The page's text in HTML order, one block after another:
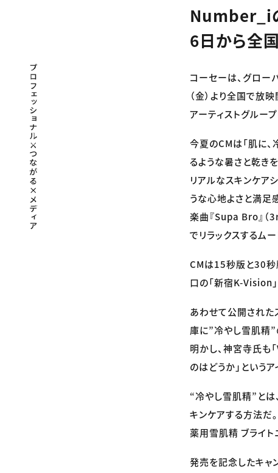
Number_i
6日から全
コーセーは、グロー
（金）より全国で放
アーティストグルー
今夏のCMは「肌に
るような暑さと乾き
リアルなスキンケア
うな心地よさと満足
楽曲『Supa Bro』（
でリラックスするム
CMは15秒版と30秒
口の「新宿K-Vision
あわせて公開された
庫に”冷やし雪肌精”
明かし、神宮寺氏も
のはどうか」という
“冷やし雪肌精”とは
キンケアする方法だ
薬用雪肌精 ブライト
発売を記念したキャ